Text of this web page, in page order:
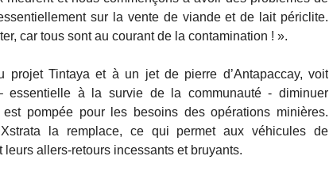
sur la vente de viande et de lait périclite.
car tous sont au courant de la contamination ! ».
projet Tintaya et à un jet de pierre d’Antapaccay, voit
à la survie de la communauté - diminuer
pompée pour les besoins des opérations minières.
la remplace, ce qui permet aux véhicules de
leurs allers-retours incessants et bruyants.